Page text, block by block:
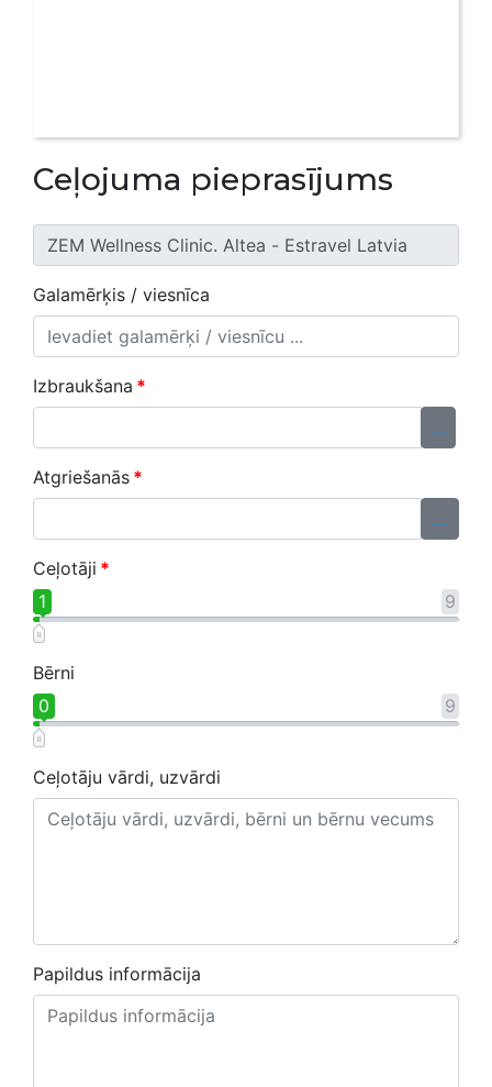
Ceļojuma pieprasījums
Galamērķis / viesnīca
Izbraukšana *
...
Atgriešanās *
...
Ceļotāji *
9
1
Bērni
9
0
Ceļotāju vārdi, uzvārdi
Papildus informācija